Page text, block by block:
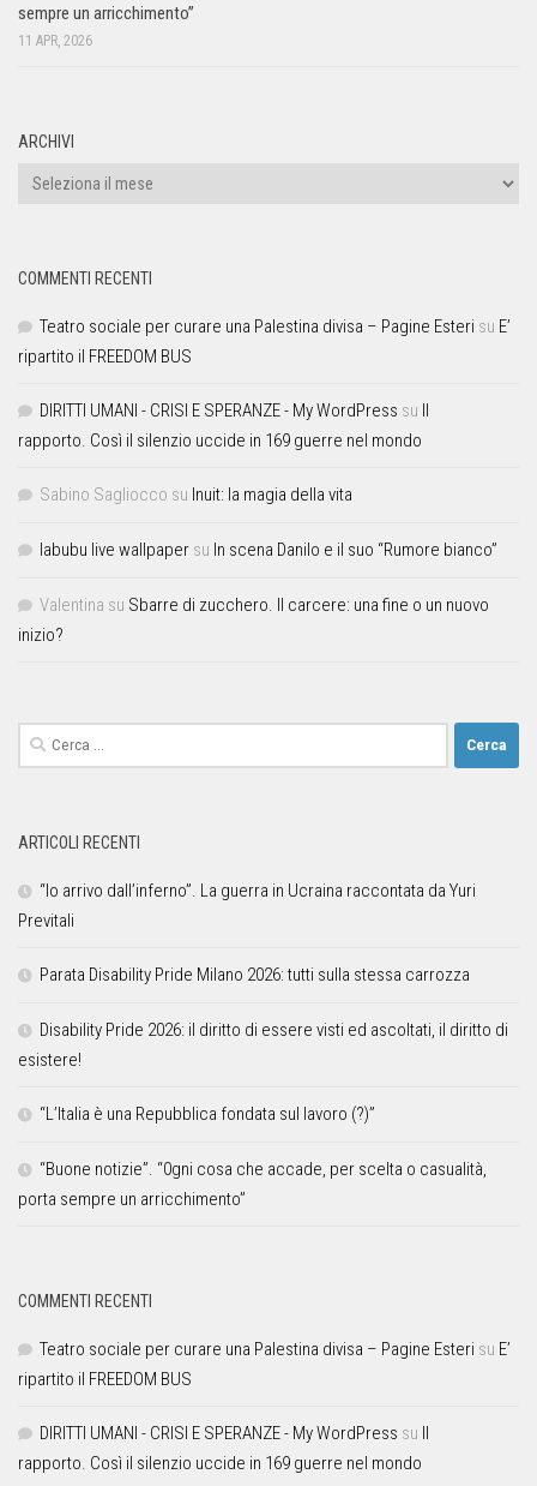
sempre un arricchimento”
11 APR, 2026
ARCHIVI
COMMENTI RECENTI
Teatro sociale per curare una Palestina divisa – Pagine Esteri su E’
ripartito il FREEDOM BUS
DIRITTI UMANI - CRISI E SPERANZE - My WordPress su Il
rapporto. Così il silenzio uccide in 169 guerre nel mondo
Sabino Sagliocco su Inuit: la magia della vita
labubu live wallpaper su In scena Danilo e il suo “Rumore bianco”
Valentina su Sbarre di zucchero. Il carcere: una fine o un nuovo
inizio?
ARTICOLI RECENTI
“Io arrivo dall’inferno”. La guerra in Ucraina raccontata da Yuri
Previtali
Parata Disability Pride Milano 2026: tutti sulla stessa carrozza
Disability Pride 2026: il diritto di essere visti ed ascoltati, il diritto di
esistere!
“L’Italia è una Repubblica fondata sul lavoro (?)”
“Buone notizie”. “0gni cosa che accade, per scelta o casualità,
porta sempre un arricchimento”
COMMENTI RECENTI
Teatro sociale per curare una Palestina divisa – Pagine Esteri su E’
ripartito il FREEDOM BUS
DIRITTI UMANI - CRISI E SPERANZE - My WordPress su Il
rapporto. Così il silenzio uccide in 169 guerre nel mondo